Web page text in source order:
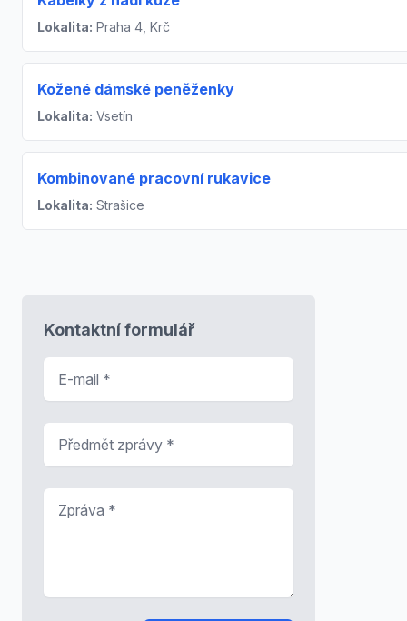
Lokalita: Praha 4, Krč
Kožené dámské peněženky
Lokalita: Vsetín
Kombinované pracovní rukavice
Lokalita: Strašice
Kontaktní formulář